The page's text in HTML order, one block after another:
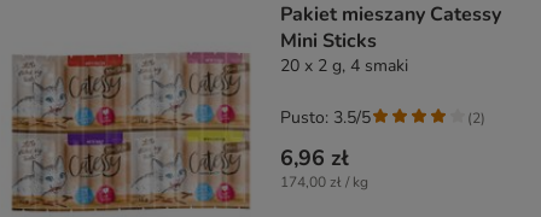
Pakiet mieszany Catessy
Mini Sticks
20 x 2 g, 4 smaki
6,96 zł
174,00 zł / kg
Pusto: 3.5/5 (2)